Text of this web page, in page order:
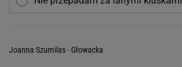
Joanna Szumilas - Głowacka